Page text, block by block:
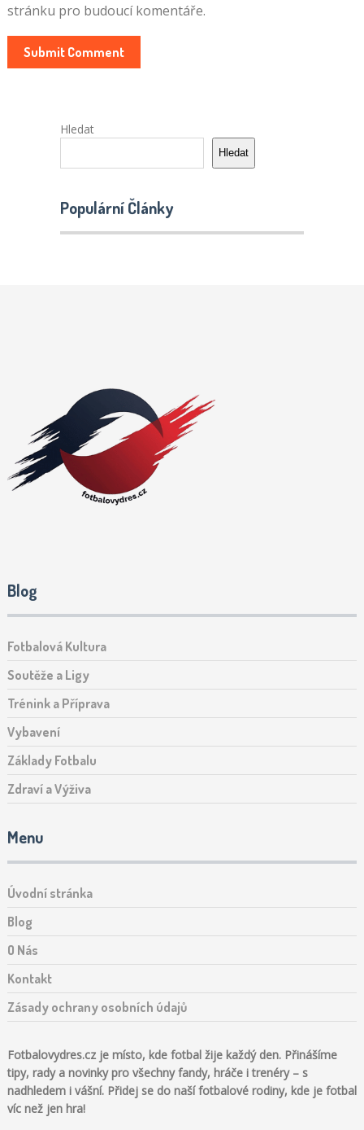
stránku pro budoucí komentáře.
Hledat
Hledat
Populární Články
Blog
Fotbalová Kultura
Soutěže a Ligy
Trénink a Příprava
Vybavení
Základy Fotbalu
Zdraví a Výživa
Menu
Úvodní stránka
Blog
O Nás
Kontakt
Zásady ochrany osobních údajů
Fotbalovydres.cz je místo, kde fotbal žije každý den. Přinášíme
tipy, rady a novinky pro všechny fandy, hráče i trenéry – s
nadhledem i vášní. Přidej se do naší fotbalové rodiny, kde je fotbal
víc než jen hra!